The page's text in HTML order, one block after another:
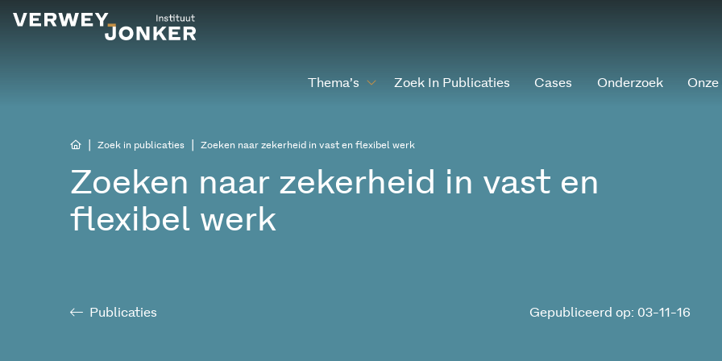
Thema’s Zoek In Publicaties Cases Onderzoek
Zoek in publicaties Zoeken naar zekerheid in vast en flexibel werk
Zoeken naar zekerheid in vast en
flexibel werk
Publicaties Gepubliceerd op: 03-11-16